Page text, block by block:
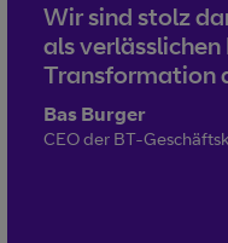
Wir sind stolz
als
Transformation
Bas Burger
CEO der BT-